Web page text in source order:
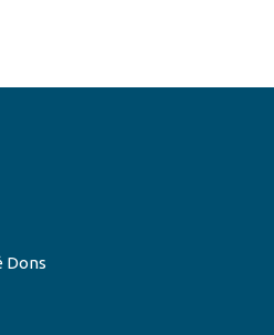
Dons